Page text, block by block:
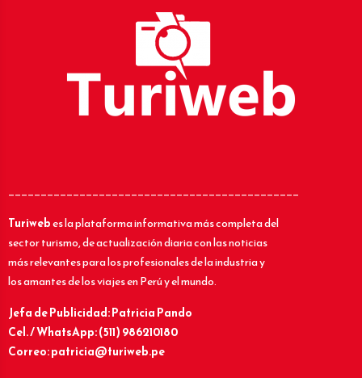
_____________________________________________
Turiwebes la plataforma informativa más completa del
sector turismo, de actualización diaria con las noticias
más relevantes para los profesionales de la industria y
los amantes de los viajes en Perú y el mundo.
Jefa de Publicidad: Patricia Pando
Cel. / WhatsApp: (511) 986210180
Correo: patricia@turiweb.pe